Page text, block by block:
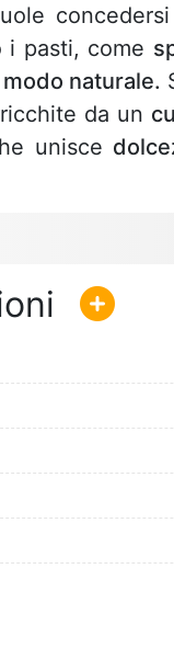
i pasti, come
naturale.
da un
unisce